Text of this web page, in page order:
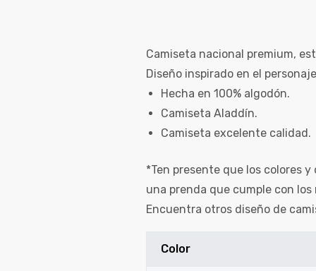
Camiseta nacional premium,
Diseño inspirado en el
Hecha en 100% algodón.
Camiseta Aladdín.
Camiseta excelente calidad.
*Ten presente que los colores
una prenda que cumple con
Encuentra otros diseño de
Color